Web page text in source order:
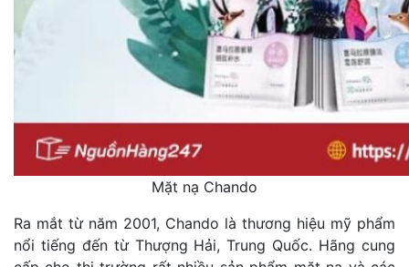
Mặt nạ Chando
Ra mắt từ năm 2001, Chando là thương hiệu mỹ phẩm
nổi tiếng đến từ Thượng Hải, Trung Quốc. Hãng cung